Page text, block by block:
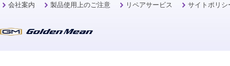
会社案内 製品使用上のご注意 リペアサービス サイトポリシ